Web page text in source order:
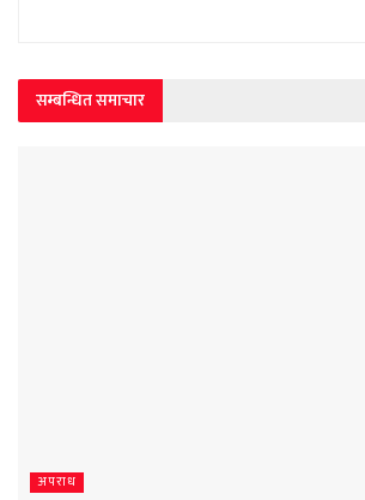
सम्बन्धित समाचार
अपराध